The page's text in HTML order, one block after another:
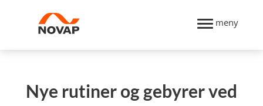
meny
Nye rutiner og gebyrer ved